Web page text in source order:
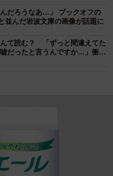
んだろうなあ…」 ブックオフの
並んだ岩波文庫の画像が話題に
て読む？ 「ずっと間違えてた
だったと言うんですか…」衝撃